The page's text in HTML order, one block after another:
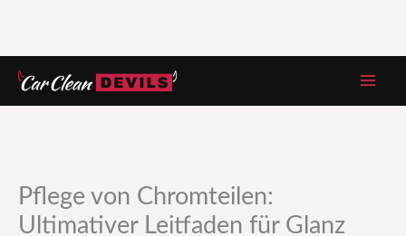
Zum
Inhalt
Pflege von Chromteilen:
Ultimativer Leitfaden für Glanz